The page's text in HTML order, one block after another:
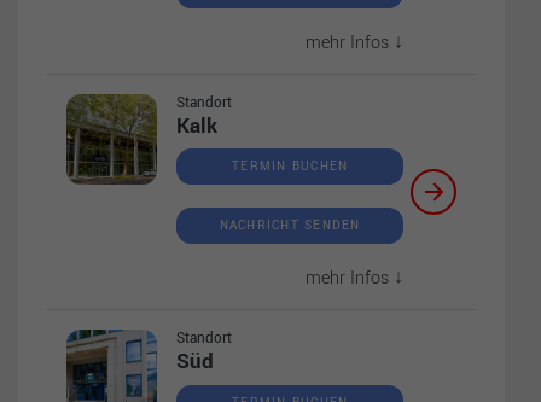
mehr Infos ↓
Standort
Kalk
TERMIN BUCHEN
NACHRICHT SENDEN
mehr Infos ↓
Standort
Süd